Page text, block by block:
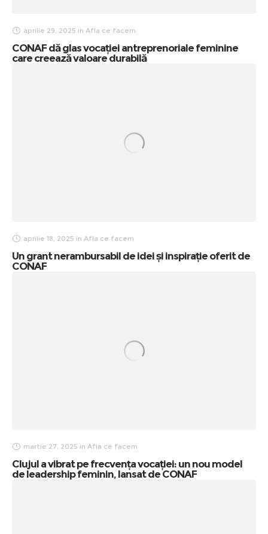
aprilie 29, 2025 in Afla ce facem
CONAF dă glas vocației antreprenoriale feminine
care creează valoare durabilă
aprilie 18, 2025 in Afla ce facem
Un grant nerambursabil de idei și inspirație oferit de
CONAF
martie 27, 2025 in Afla ce facem
Clujul a vibrat pe frecvența vocației: un nou model
de leadership feminin, lansat de CONAF